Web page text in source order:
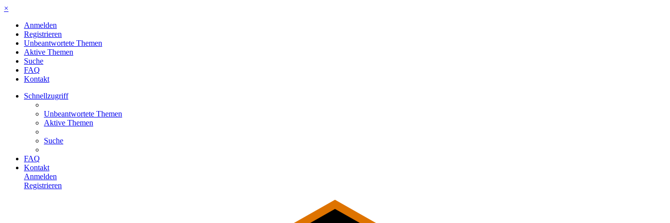
×
Anmelden
Registrieren
Unbeantwortete Themen
Aktive Themen
Suche
FAQ
Kontakt
Schnellzugriff
Unbeantwortete Themen
Aktive Themen
Suche
FAQ
Kontakt
Anmelden
Registrieren